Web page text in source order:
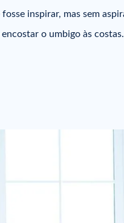
inspirar, mas sem
o umbigo às costas.